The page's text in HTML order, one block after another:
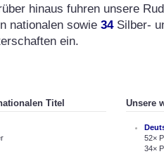
hinaus fuhren unsere
nationalen sowie 34Silber-
ein.
Titel Unsere
52×
34×